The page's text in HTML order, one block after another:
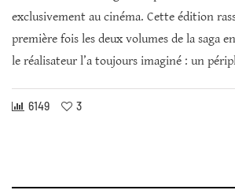
exclusivement au cinéma. Cette édition
première fois les deux volumes de la saga
le réalisateur l’a toujours imaginé : un
6149 3